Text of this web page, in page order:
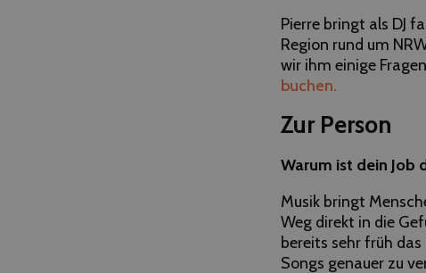
Pierre bringt als DJ
Region rund um
wir ihm einige
buchen.
Zur Person
Warum ist dein Job
Musik bringt
Weg direkt in die
bereits sehr früh
Songs genauer zu